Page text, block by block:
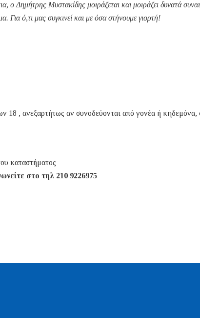
ο Δημήτρης Μυστακίδης μοιράζεται και μοιράζει δυνατά
Για ό,τι μας συγκινεί και με όσα στήνουμε γιορτή!
18 , ανεξαρτήτως αν συνοδεύονται από γονέα ή
καταστήματος
στο τηλ 210 9226975